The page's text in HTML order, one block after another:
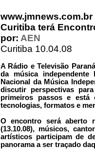
www.jmnews.com.br
Curitiba terá
por: AEN
Curitiba 10.04.08
A Rádio e Televisão
da música independente
Nacional da Música
discutir perspectivas
primeiros passos e está
tecnologias, formatos e
O encontro será aberto
(13.10.08), músicos,
artísticos participam de
panorama a ser traçado